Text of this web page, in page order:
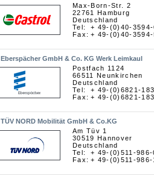
Max-Born-Str. 2
22761 Hamburg
Deutschland
Tel:
Fax:
+ 49-(0)40-
+ 49-(0)40-
Eberspächer GmbH & Co. KG Werk Leimkaul
Postfach 1124
66511 Neunkirchen
Deutschland
Tel:
Fax:
+ 49-(0)6821-
+ 49-(0)6821-
TÜV NORD Mobilität GmbH & Co.KG
Am Tüv 1
30519 Hannover
Deutschland
Tel:
Fax:
+ 49-(0)511-986-
+ 49-(0)511-986-